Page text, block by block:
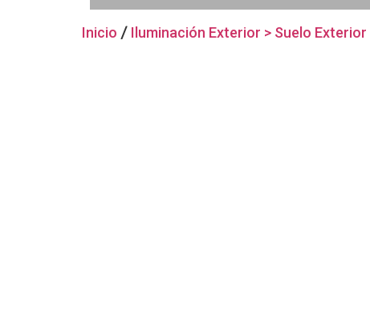
Inicio / Iluminación Exterior > Suelo Exterior